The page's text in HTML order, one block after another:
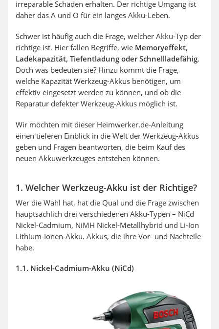
irreparable Schäden erhalten. Der richtige Umgang ist
daher das A und O für ein langes Akku-Leben.
Schwer ist häufig auch die Frage, welcher Akku-Typ der
richtige ist. Hier fallen Begriffe, wie Memoryeffekt,
Ladekapazität, Tiefentladung oder Schnellladefähig.
Doch was bedeuten sie? Hinzu kommt die Frage,
welche Kapazität Werkzeug-Akkus benötigen, um
effektiv eingesetzt werden zu können, und ob die
Reparatur defekter Werkzeug-Akkus möglich ist.
Wir möchten mit dieser Heimwerker.de-Anleitung
einen tieferen Einblick in die Welt der Werkzeug-Akkus
geben und Fragen beantworten, die beim Kauf des
neuen Akkuwerkzeuges entstehen können.
1. Welcher Werkzeug-Akku ist der Richtige?
Wer die Wahl hat, hat die Qual und die Frage zwischen
hauptsächlich drei verschiedenen Akku-Typen – NiCd
Nickel-Cadmium, NiMH Nickel-Metallhybrid und Li-Ion
Lithium-Ionen-Akku. Akkus, die ihre Vor- und Nachteile
habe.
1.1. Nickel-Cadmium-Akku (NiCd)